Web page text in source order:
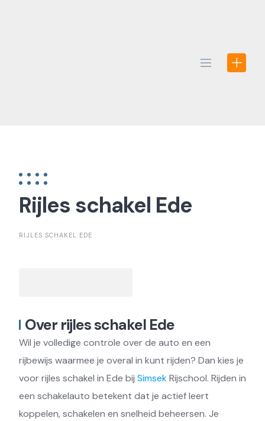
Rijles schakel Ede
RIJLES SCHAKEL EDE
Over rijles schakel Ede
Wil je volledige controle over de auto en een
rijbewijs waarmee je overal in kunt rijden? Dan kies je
voor rijles schakel in Ede bij SimsekRijschool. Rijden in
een schakelauto betekent dat je actief leert
koppelen, schakelen en snelheid beheersen. Je